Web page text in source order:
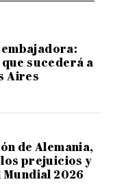
sucederá a
Aires
de Alemania,
los prejuicios y
Mundial 2026